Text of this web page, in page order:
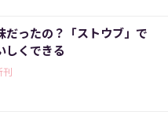
だったの？「ストウブ」で
しくできる
刊